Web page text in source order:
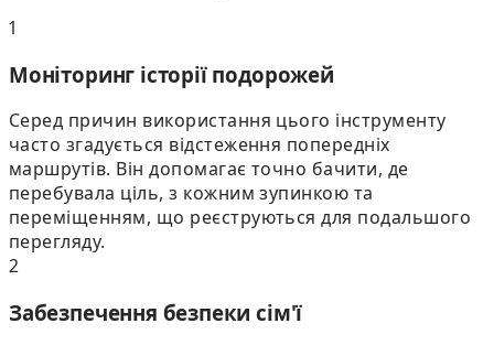
1
Моніторинг історії подорожей
Серед причин використання цього інструменту
часто згадується відстеження попередніх
маршрутів. Він допомагає точно бачити, де
перебувала ціль, з кожним зупинкою та
переміщенням, що реєструються для подальшого
перегляду.
2
Забезпечення безпеки сім'ї